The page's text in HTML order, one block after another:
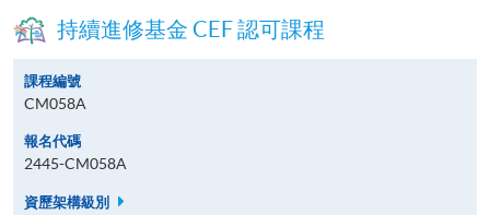
持續進修基金 CEF 認可課程
課程編號
CM058A
報名代碼
2445-CM058A
資歷架構級別